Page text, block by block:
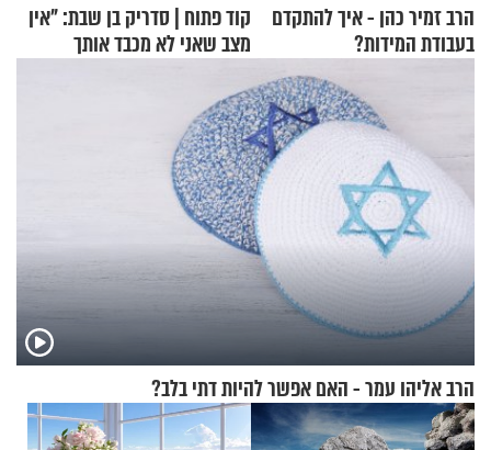
הרב זמיר כהן - איך להתקדם
בעבודת המידות?
קוד פתוח | סדריק בן שבת: "אין
מצב שאני לא מכבד אותך
הרב אליהו עמר - האם אפשר להיות דתי בלב?